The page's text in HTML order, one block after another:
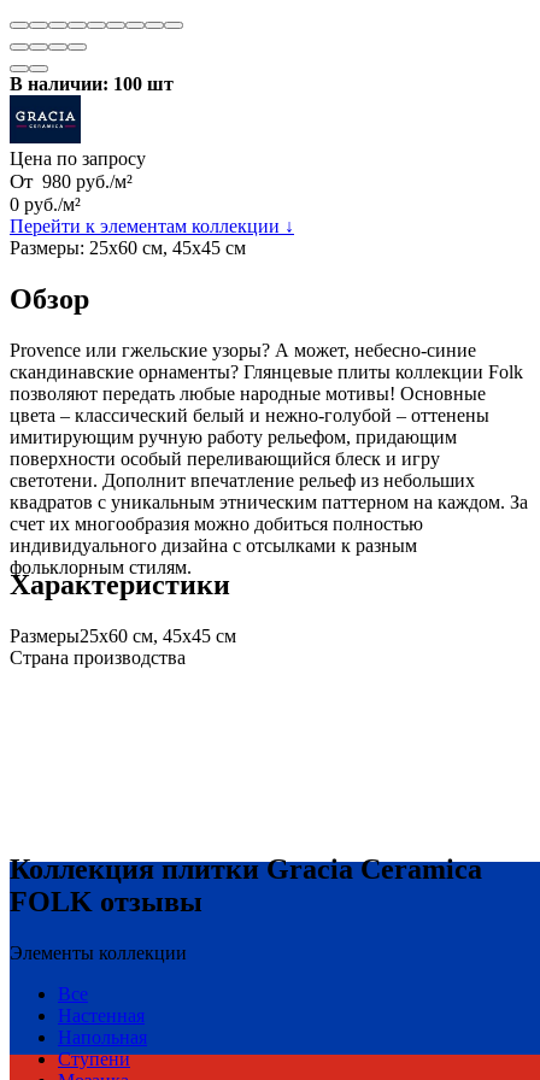
В наличии: 100 шт
Цена по запросу
От 980 руб./м²
0 руб./м²
Перейти к элементам коллекции ↓
Размеры: 25х60 см, 45х45 см
Обзор
Provence или гжельские узоры? А может, небесно-синие
скандинавские орнаменты? Глянцевые плиты коллекции Folk
позволяют передать любые народные мотивы! Основные
цвета – классический белый и нежно-голубой – оттенены
имитирующим ручную работу рельефом, придающим
поверхности особый переливающийся блеск и игру
светотени. Дополнит впечатление рельеф из небольших
квадратов с уникальным этническим паттерном на каждом. За
счет их многообразия можно добиться полностью
индивидуального дизайна с отсылками к разным
фольклорным стилям.
Характеристики
Размеры25х60 см, 45х45 см
Страна производства
Коллекция плитки Gracia Ceramica
FOLK отзывы
Элементы коллекции
Все
Настенная
Напольная
Ступени